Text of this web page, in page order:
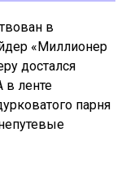
в
«Миллионер
достался
в ленте
парня